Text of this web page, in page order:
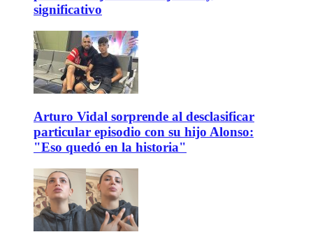
significativo
Arturo Vidal sorprende al desclasificar
particular episodio con su hijo Alonso:
"Eso quedó en la historia"